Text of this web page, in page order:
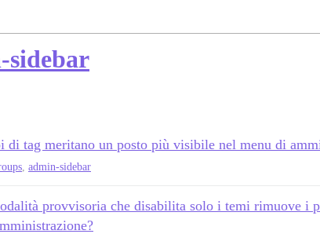
sidebar
di tag meritano un posto più visibile nel menu di
admin-sidebar
provvisoria che disabilita solo i temi rimuove i